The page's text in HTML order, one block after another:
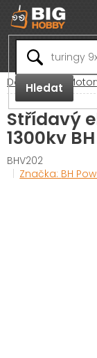
Přejít
na
obsah
Hledat
Domů RC
Střídavý
1300kv
BHV202
Značka: BH